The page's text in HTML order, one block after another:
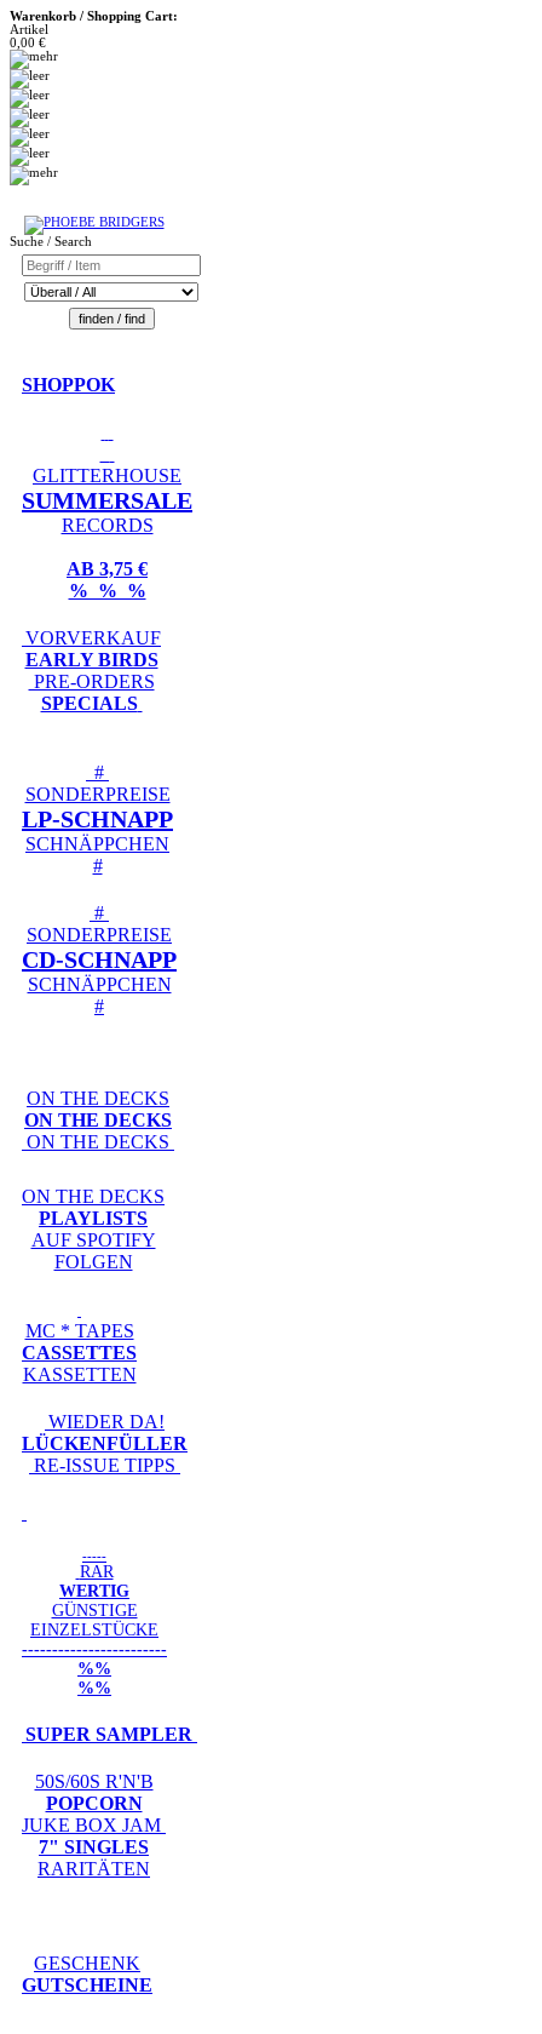
Warenkorb / Shopping Cart:
Artikel
0,00 €
Suche / Search
SHOPPOK
GLITTERHOUSE
SUMMERSALE
RECORDS
AB 3,75 €
% % %
VORVERKAUF
EARLY BIRDS
PRE-ORDERS
SPECIALS
#
SONDERPREISE
LP-SCHNAPP
SCHNÄPPCHEN
#
#
SONDERPREISE
CD-SCHNAPP
SCHNÄPPCHEN
#
ON THE DECKS
ON THE DECKS
ON THE DECKS
ON THE DECKS
PLAYLISTS
AUF SPOTIFY
FOLGEN
MC * TAPES
CASSETTES
KASSETTEN
WIEDER DA!
LÜCKENFÜLLER
RE-ISSUE TIPPS
-----
RAR
WERTIG
GÜNSTIGE
EINZELSTÜCKE
------------------------
%%
%%
SUPER SAMPLER
50S/60S R'N'B
POPCORN
JUKE BOX JAM
7" SINGLES
RARITÄTEN
GESCHENK
GUTSCHEINE